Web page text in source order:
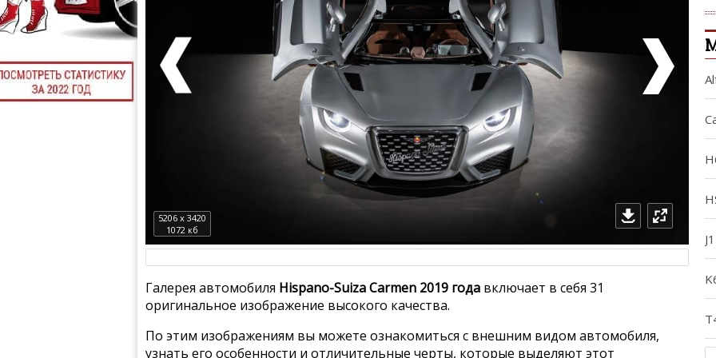
5206 x 3420
1072 кб
Галерея автомобиля Hispano-Suiza Carmen 2019 года включает в себя 31
оригинальное изображение высокого качества.
По этим изображениям вы можете ознакомиться с внешним видом автомобиля,
узнать его особенности и отличительные черты, которые выделяют этот